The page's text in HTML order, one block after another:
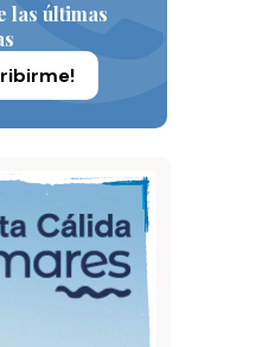
las últimas